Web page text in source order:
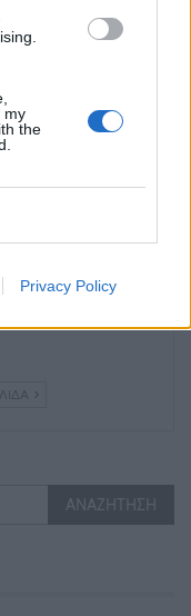
my
the
Privacy Policy
Εργασίας:
μέτρα
αρχηγού του
στο MEGA